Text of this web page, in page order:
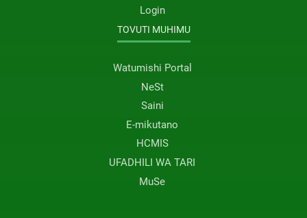
Login
TOVUTI MUHIMU
Watumishi Portal
NeSt
Saini
E-mikutano
HCMIS
UFADHILI WA TARI
MuSe